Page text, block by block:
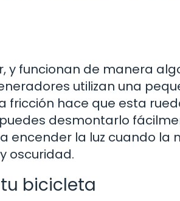
y funcionan de manera
utilizan una
hace que esta
desmontarlo
encender la luz cuando la
oscuridad.
bicicleta